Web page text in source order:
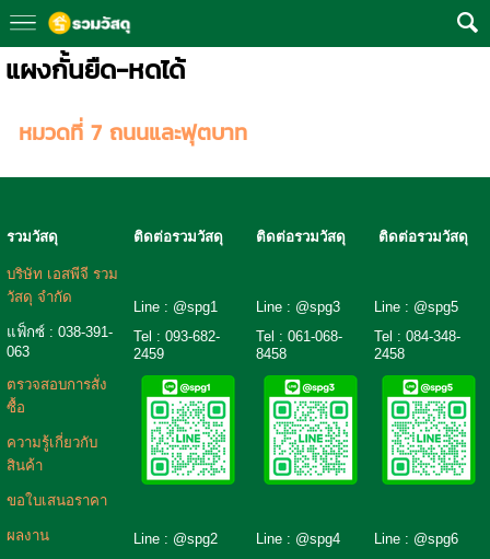
แผงกั้นยืด-หดได้
หมวดที่ 7 ถนนและฟุตบาท
รวมวัสดุ ติดต่อรวมวัสดุ ติดต่อรวมวัสดุ ติดต่อรวมวัสดุ
บริษัท เอสพีจี รวม
วัสดุ จำกัด
แฟ็กซ์ : 038-391-
063
ตรวจสอบการสั่ง
ซื้อ
ความรู้เกี่ยวกับ
สินค้า
ขอใบเสนอราคา
ผลงาน
Line : @spg1
Tel : 093-682-
2459
Line : @spg2
Line : @spg3
Tel : 061-068-
8458
Line : @spg4
Line : @spg5
Tel : 084-348-
2458
Line : @spg6